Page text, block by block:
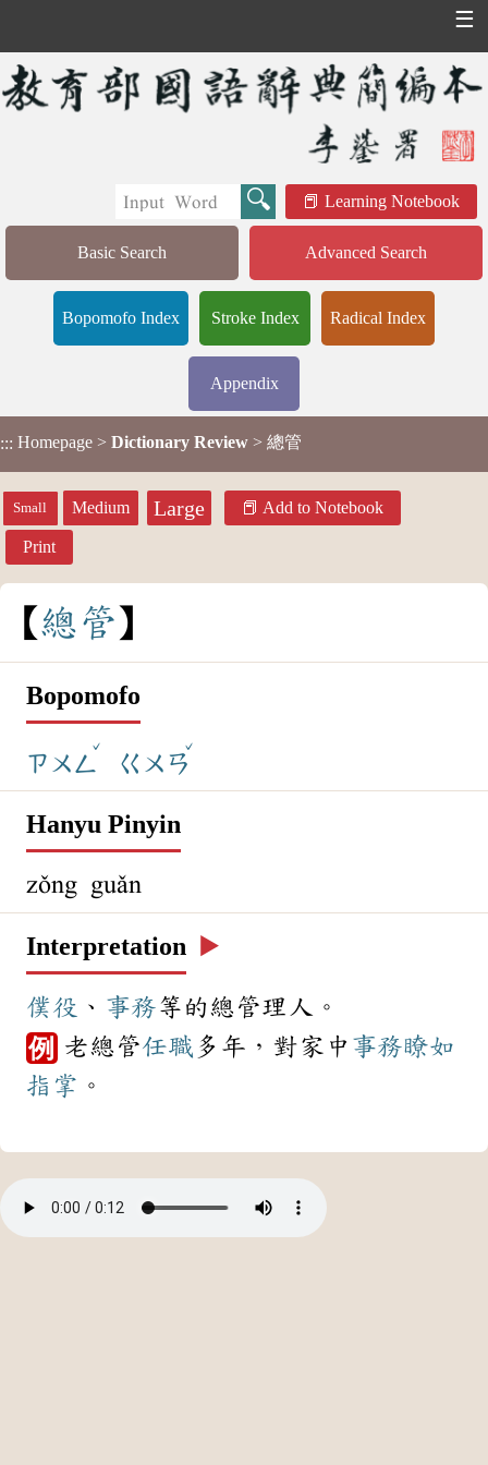
☰
Learning Notebook
Basic Search Advanced Search
Bopomofo Index Stroke Index Radical Index
Appendix
::: Homepage > Dictionary Review > 總管
Small Medium Large Add to Notebook
Print
總管
Bopomofo
ㄗㄨㄥ
ˇ
ㄍㄨㄢ
ˇ
Hanyu Pinyin
zǒng guǎn
Interpretation ▶️
僕役 、 事務等的總管理人。
例 老總管任職 多年，對家中 事務瞭如
指掌 。